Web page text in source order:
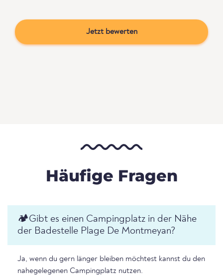
Jetzt bewerten
Häufige Fragen
🏕️️Gibt es einen Campingplatz in der Nähe
der Badestelle Plage De Montmeyan?
Ja, wenn du gern länger bleiben möchtest kannst du den
nahegelegenen Campingplatz nutzen.